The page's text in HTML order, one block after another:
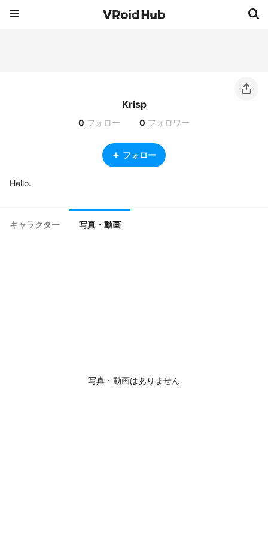
Krisp
0 フォロー 0 フォロワー
フォロー
Hello.
キャラクター 写真・動画
写真・動画はありません